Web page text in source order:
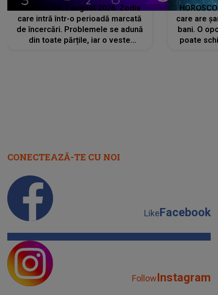
HOROSCOP 7 august 2026. Zodia
care intră într-o perioadă marcată
de încercări. Problemele se adună
din toate părțile, iar o veste
care are
bani. O
poate
CONECTEAZĂ-TE CU NOI
LikeFacebook
FollowInstagram